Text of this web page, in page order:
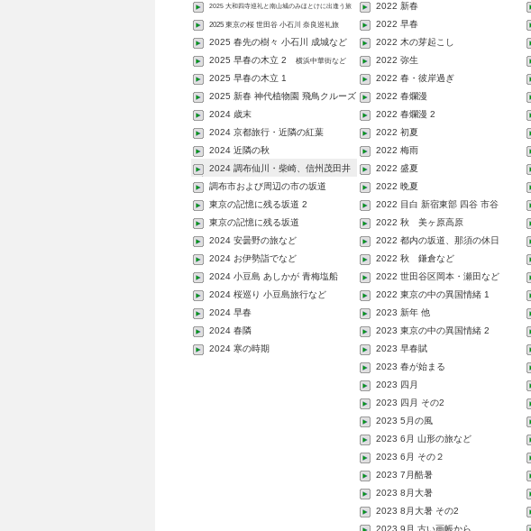
2025 大和四寺巡礼と南山城のみほとけに出逢う旅
2025 東京の桜 世田谷 小石川 奈良巡礼旅
2025 春先の樹々 小石川 成城など
2025 早春の木立 2 横浜中華街など
2025 早春の木立 1
2025 新春 神代植物園 飛鳥クルーズ
など
2024 歳末
2024 京都旅行・近隣の紅葉
2024 近隣の秋
2024 調布仙川・柴崎、信州茂田井
宿...
調布市および周辺の市の坂道
東京の記憶に残る坂道 2
東京の記憶に残る坂道
2024 安曇野の旅など
2024 お伊勢詣でなど
2024 小豆島 あしかが 青梅塩船
2024 桜巡り 小豆島旅行など
2024 早春
2024 春隣
2024 寒の時期
2022 新春
2022 早春
2022 木の芽起こし
2022 弥生
2022 春・彼岸過ぎ
2022 春爛漫
2022 春爛漫 2
2022 初夏
2022 梅雨
2022 盛夏
2022 晩夏
2022 目白 新宿東部 四谷 市谷
2022 秋 美ヶ原高原
2022 都内の坂道、那須の休日
2022 秋 鎌倉など
2022 世田谷区岡本・瀬田など
2022 東京の中の異国情緒 1
2023 新年 他
2023 東京の中の異国情緒 2
2023 早春賦
2023 春が始まる
2023 四月
2023 四月 その2
2023 5月の風
2023 6月 山形の旅など
2023 6月 その２
2023 7月酷暑
2023 8月大暑
2023 8月大暑 その2
2023 9月 古い画帳から